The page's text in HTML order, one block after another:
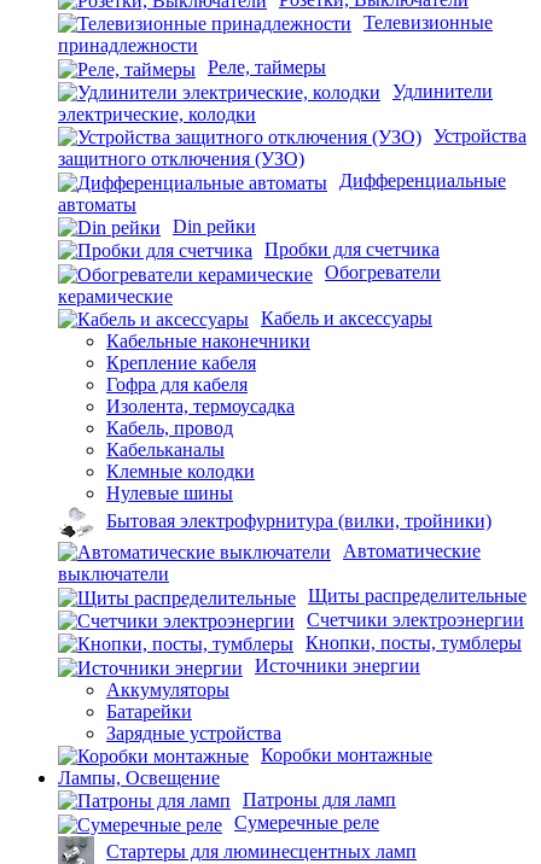
Телевизионные
принадлежности
Реле, таймеры
Удлинители
электрические, колодки
Устройства
защитного отключения (УЗО)
Дифференциальные
автоматы
Din рейки
Пробки для счетчика
Обогреватели
керамические
Кабель и аксессуары
Кабельные наконечники
Крепление кабеля
Гофра для кабеля
Изолента, термоусадка
Кабель, провод
Кабельканалы
Клемные колодки
Нулевые шины
Бытовая электрофурнитура (вилки, тройники)
Автоматические
выключатели
Щиты распределительные
Счетчики электроэнергии
Кнопки, посты, тумблеры
Источники энергии
Аккумуляторы
Батарейки
Зарядные устройства
Коробки монтажные
Лампы, Освещение
Патроны для ламп
Сумеречные реле
Стартеры для люминесцентных ламп